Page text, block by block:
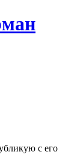
с его